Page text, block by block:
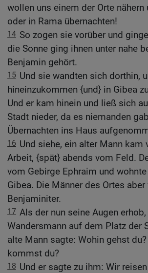
wollen uns einem der Orte nähern
oder in Rama übernachten!
14 So zogen sie vorüber und
die Sonne ging ihnen unter nahe
Benjamin gehört.
15 Und sie wandten sich dorthin,
hineinzukommen {und} in Gibea
Und er kam hinein und ließ sich
Stadt nieder, da es niemanden
Übernachten ins Haus
16 Und siehe, ein alter Mann kam
Arbeit, {spät} abends vom Feld.
vom Gebirge Ephraim und
Gibea. Die Männer des Ortes aber
Benjaminiter.
17 Als der nun seine Augen
Wandersmann auf dem Platz der
alte Mann sagte: Wohin gehst
kommst du?
18 Und er sagte zu ihm: Wir